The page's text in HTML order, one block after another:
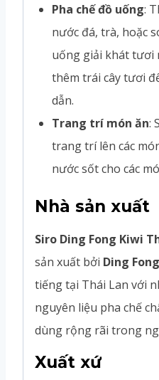
Pha chế đồ uống:
nước đá, trà, hoặc
uống giải khát tươi
thêm trái cây tươi
dẫn.
Trang trí món ăn:
trang trí lên các
nước sốt cho các
Nhà sản xuất
Siro Ding Fong Kiwi
sản xuất bởi Ding Fong
tiếng tại Thái Lan với
nguyên liệu pha chế
dùng rộng rãi trong
Xuất xứ